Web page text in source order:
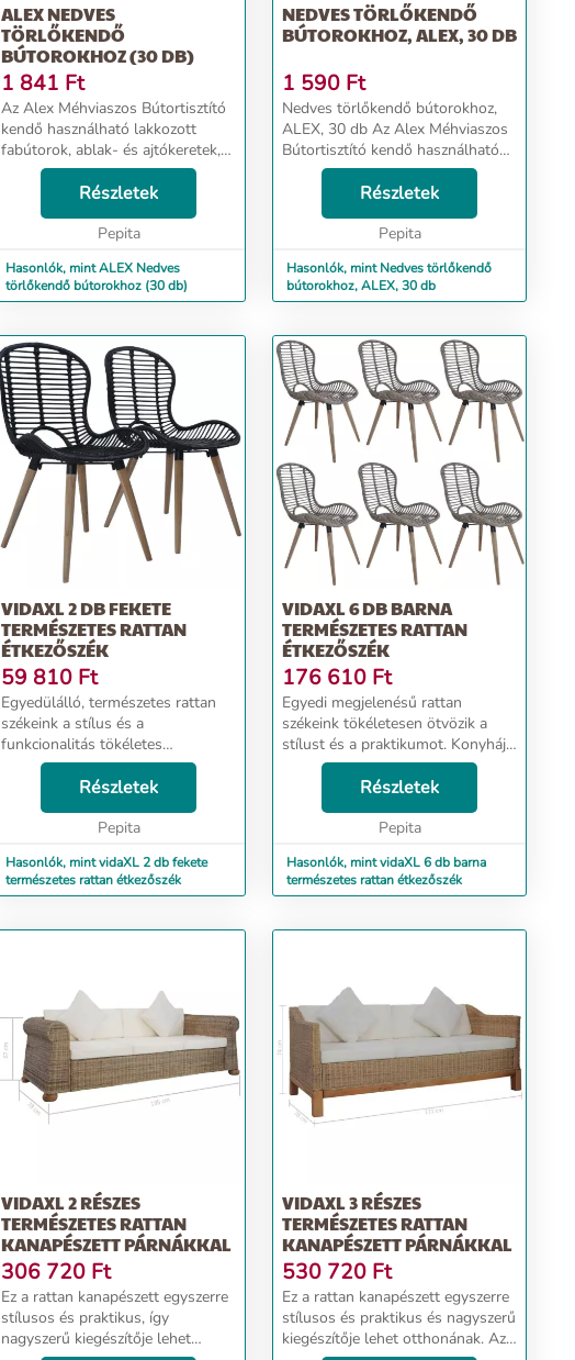
ALEX NEDVES
TÖRLŐKENDŐ
BÚTOROKHOZ (30 DB)
1 841 Ft
Az Alex Méhviaszos Bútortisztító
kendő használható lakkozott
fabútorok, ablak- és ajtókeretek,
fa képkeretek tisztítására. -nyom
nélkül szárad ...
Részletek
Pepita
Hasonlók, mint ALEX Nedves
törlőkendő bútorokhoz (30 db)
NEDVES TÖRLŐKENDŐ
BÚTOROKHOZ, ALEX, 30 DB
1 590 Ft
Nedves törlőkendő bútorokhoz,
ALEX, 30 db Az Alex Méhviaszos
Bútortisztító kendő használható
lakkozott fabútorok, ablak- és
ajtókeretek, fa képkeretek
tisztítására. - eltávolítja az
ujjlenyomatokat -...
Részletek
Pepita
Hasonlók, mint Nedves törlőkendő
bútorokhoz, ALEX, 30 db
VIDAXL 2 DB FEKETE
TERMÉSZETES RATTAN
ÉTKEZŐSZÉK
59 810 Ft
Egyedülálló, természetes rattan
székeink a stílus és a
funkcionalitás tökéletes
kombinációja. Konyhájában vagy
nappalijában szemet
gyönyörködtetőek lesznek! A
természetes rattan ülő- és
Részletek
Pepita
Hasonlók, mint vidaXL 2 db fekete
természetes rattan étkezőszék
VIDAXL 6 DB BARNA
TERMÉSZETES RATTAN
ÉTKEZŐSZÉK
176 610 Ft
Egyedi megjelenésű rattan
székeink tökéletesen ötvözik a
stílust és a praktikumot. Konyhája
vagy nappalija fénypontjai
lesznek! A természetes rattanból
készült ülőrésznek és háttámlának
köszönhetően a...
Részletek
Pepita
Hasonlók, mint vidaXL 6 db barna
természetes rattan étkezőszék
VIDAXL 2 RÉSZES
TERMÉSZETES RATTAN
KANAPÉSZETT PÁRNÁKKAL
306 720 Ft
Ez a rattan kanapészett egyszerre
stílusos és praktikus, így
nagyszerű kiegészítője lehet
VIDAXL 3 RÉSZES
TERMÉSZETES RATTAN
KANAPÉSZETT PÁRNÁKKAL
530 720 Ft
Ez a rattan kanapészett egyszerre
stílusos és praktikus és nagyszerű
kiegészítője lehet otthonának. Az